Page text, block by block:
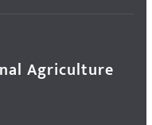
Agriculture